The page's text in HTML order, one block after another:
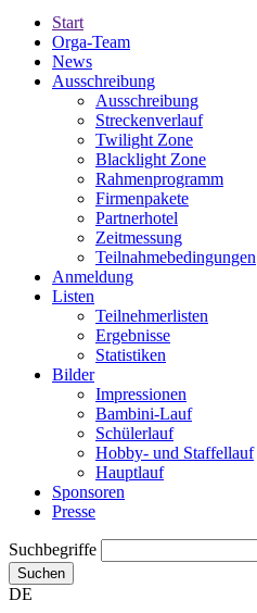
Start
Orga-Team
News
Ausschreibung
Ausschreibung
Streckenverlauf
Twilight Zone
Blacklight Zone
Rahmenprogramm
Firmenpakete
Partnerhotel
Zeitmessung
Teilnahmebedingungen
Anmeldung
Listen
Teilnehmerlisten
Ergebnisse
Statistiken
Bilder
Impressionen
Bambini-Lauf
Schülerlauf
Hobby- und Staffellauf
Hauptlauf
Sponsoren
Presse
Suchbegriffe
Suchen
DE